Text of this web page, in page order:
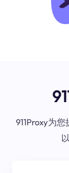
911Proxy为